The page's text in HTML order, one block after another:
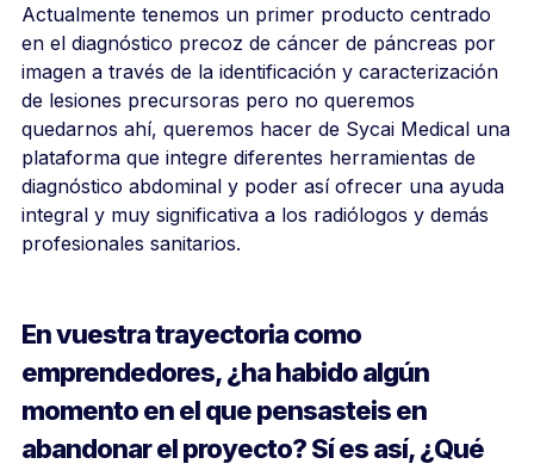
Actualmente tenemos un primer producto centrado
en el diagnóstico precoz de cáncer de páncreas por
imagen a través de la identificación y caracterización
de lesiones precursoras pero no queremos
quedarnos ahí, queremos hacer de Sycai Medical una
plataforma que integre diferentes herramientas de
diagnóstico abdominal y poder así ofrecer una ayuda
integral y muy significativa a los radiólogos y demás
profesionales sanitarios.
En vuestra trayectoria como
emprendedores, ¿ha habido algún
momento en el que pensasteis en
abandonar el proyecto? Sí es así, ¿Qué